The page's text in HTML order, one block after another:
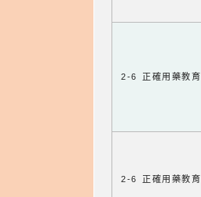
2-6 正確用藥教育
2-6 正確用藥教育